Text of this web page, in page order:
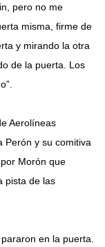
pero no me
misma, firme de
y mirando la otra
de la puerta. Los
Aerolíneas
Perón y su comitiva
Morón que
pista de las
en la puerta.